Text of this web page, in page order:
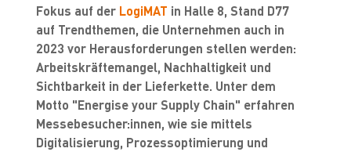
Fokus auf der LogiMAT in Halle 8, Stand D77
auf Trendthemen, die Unternehmen auch in
2023 vor Herausforderungen stellen werden:
Arbeitskräftemangel, Nachhaltigkeit und
Sichtbarkeit in der Lieferkette. Unter dem
Motto "Energise your Supply Chain" erfahren
Messebesucher:innen, wie sie mittels
Digitalisierung, Prozessoptimierung und